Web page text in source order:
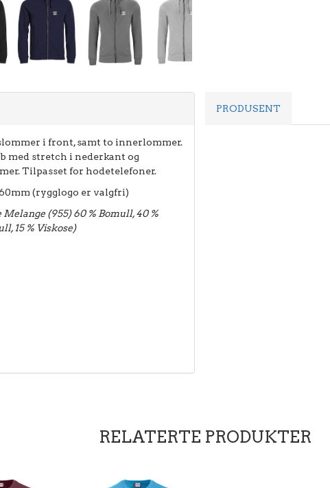
i front, samt to innerlommer.
med stretch i nederkant og
Tilpasset for hodetelefoner.
(rygglogo er valgfri)
(955) 60 % Bomull, 40 %
15 % Viskose)
PRODUSENT
RELATERTE PRODUKTER